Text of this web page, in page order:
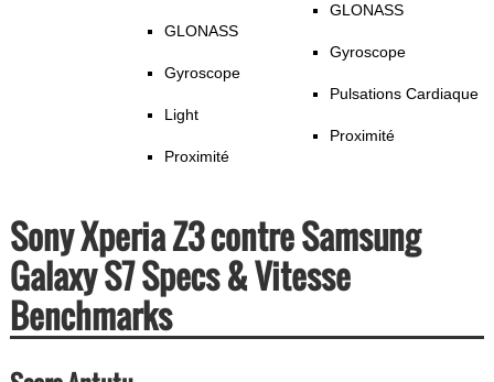
GLONASS
Gyroscope
Light
Proximité
GLONASS
Gyroscope
Pulsations Cardiaque
Proximité
Sony Xperia Z3 contre Samsung
Galaxy S7 Specs & Vitesse
Benchmarks